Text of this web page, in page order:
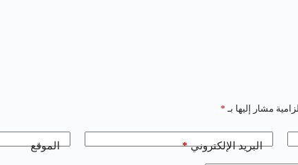
مشار إليها بـ *
البريد الإلكتروني* الموقع